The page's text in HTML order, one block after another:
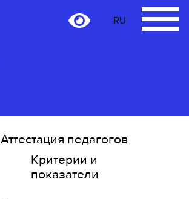
RU
Аттестация педагогов
Критерии и
показатели